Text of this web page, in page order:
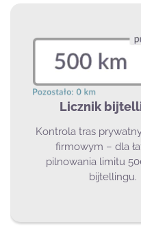
Licznik
Kontrola tras
firmowym – dla
pilnowania limitu
bijtellingu.